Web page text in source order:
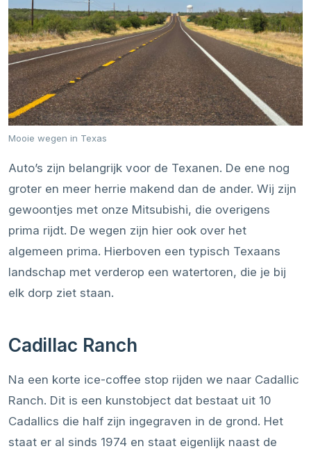
Mooie wegen in Texas
Auto’s zijn belangrijk voor de Texanen. De ene nog
groter en meer herrie makend dan de ander. Wij zijn
gewoontjes met onze Mitsubishi, die overigens
prima rijdt. De wegen zijn hier ook over het
algemeen prima. Hierboven een typisch Texaans
landschap met verderop een watertoren, die je bij
elk dorp ziet staan.
Cadillac Ranch
Na een korte ice-coffee stop rijden we naar Cadallic
Ranch. Dit is een kunstobject dat bestaat uit 10
Cadallics die half zijn ingegraven in de grond. Het
staat er al sinds 1974 en staat eigenlijk naast de